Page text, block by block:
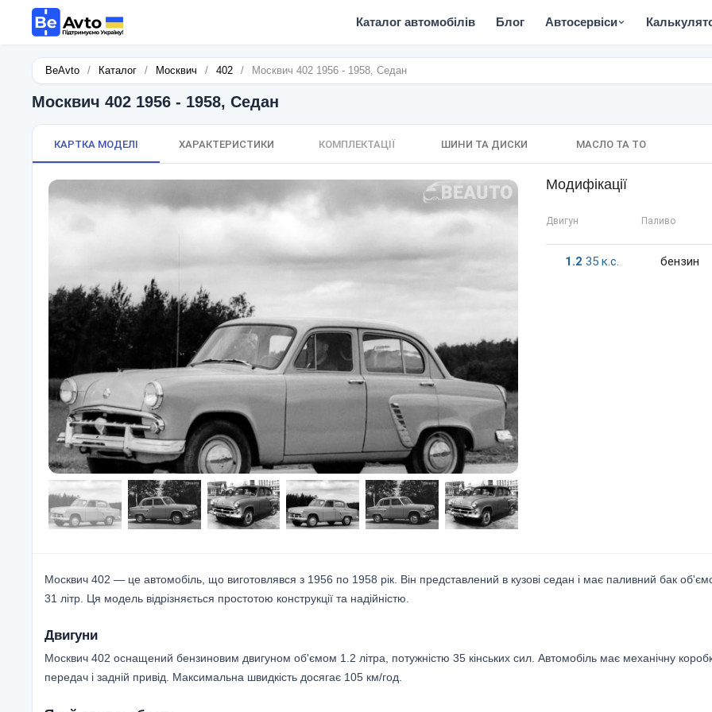
Каталог автомобілів Блог Автосервіси
BeAvto / Каталог / Москвич / 402 / Москвич 402 1956 - 1958, Седан
Москвич 402 1956 - 1958, Седан
КАРТКА МОДЕЛІ ХАРАКТЕРИСТИКИ КОМПЛЕКТАЦІЇ ШИНИ ТА ДИСКИ МАСЛО ТА ТО
Модифікації
Двигун Паливо
1.2 35 к.c. бензин
Москвич 402 — це автомобіль, що виготовлявся з 1956 по 1958 рік. Він представлений в кузові седан і має паливний бак
31 літр. Ця модель відрізняється простотою конструкції та надійністю.
Двигуни
Москвич 402 оснащений бензиновим двигуном об'ємом 1.2 літра, потужністю 35 кінських сил. Автомобіль має механічну
передач і задній привід. Максимальна швидкість досягає 105 км/год.